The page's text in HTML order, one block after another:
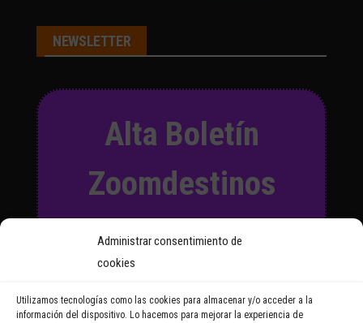
Administrar consentimiento de
cookies
Utilizamos tecnologías como las cookies para almacenar y/o acceder a la
información del dispositivo. Lo hacemos para mejorar la experiencia de
NEWSLETTER
Alta Boletín
Zoomdestinos
y recibirás regularmente las
noticias y reportajes que